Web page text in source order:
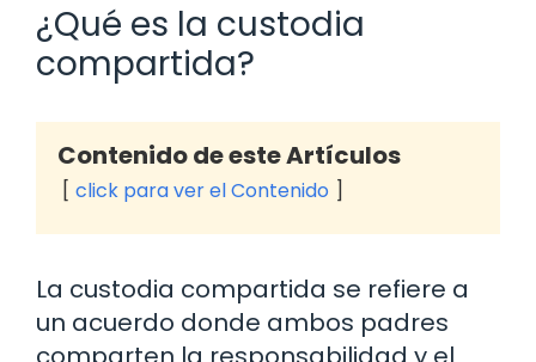
¿Qué es la custodia
compartida?
Contenido de este Artículos
click para ver el Contenido
La custodia compartida se refiere a
un acuerdo donde ambos padres